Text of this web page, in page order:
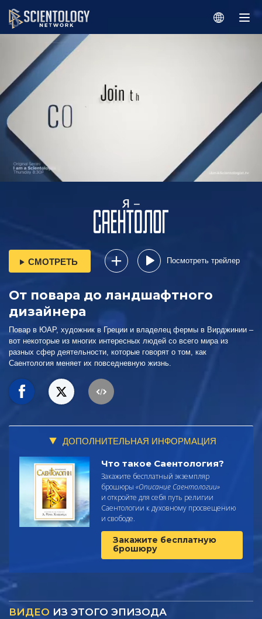
СМОТРЕТЬ Посмотреть трейлер
От повара до ландшафтного
дизайнера
Повар в ЮАР, художник в Греции и владелец фермы в Вирджинии –
вот некоторые из многих интересных людей со всего мира из
разных сфер деятельности, которые говорят о том, как
Саентология меняет их повседневную жизнь.
ДОПОЛНИТЕЛЬНАЯ ИНФОРМАЦИЯ
Что такое Саентология?
Закажите бесплатный экземпляр
брошюры «Описание Саентологии»
и откройте для себя путь религии
Саентологии к духовному просвещению
и свободе.
Закажите бесплатную
брошюру
ВИДЕО ИЗ ЭТОГО ЭПИЗОДА